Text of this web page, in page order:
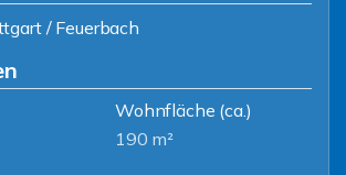
/ Feuerbach
Wohnfläche (ca.)
190 m²